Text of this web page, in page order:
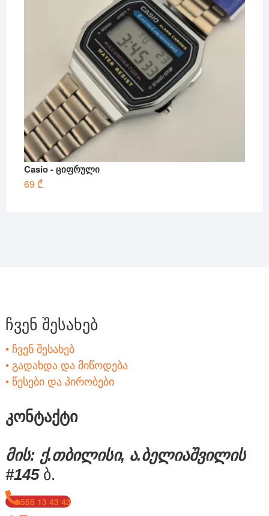
Casio - ციფრული
69 ₾
ჩვენ შესახებ
• ჩვენ შესახებ
• გადახდა და მიწოდება
• წესები და პირობები
კონტაქტი
მის: ქ.თბილისი, ა.ბელიაშვილის
#145ბ.
555 13 43 43